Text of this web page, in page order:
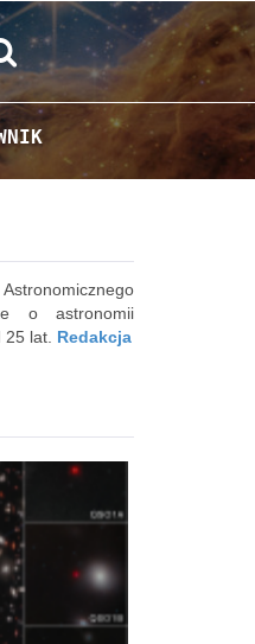
o astronomii
25 lat. Redakcja